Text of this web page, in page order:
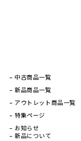
中古商品一覧
新品商品一覧
アウトレット商品一覧
特集ページ
お知らせ
新品について